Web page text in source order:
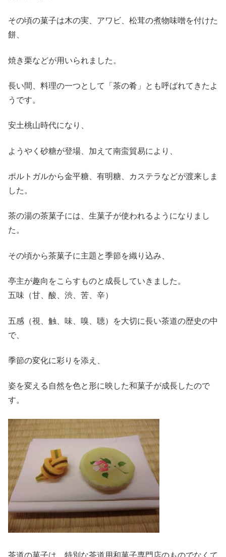
その頃の菓子は木の実、アワビ、松茸の煮物味噌を付けた
餅、
焼き栗などが用いられました。
長い間、料理の一つとして「茶の肴」とも呼ばれてきたよ
うです。
安土桃山時代になり、
ようやく砂糖が登場、加えて南蛮貿易により、
ポルトガルから金平糖、有明糖、カステラなどが渡来しま
した。
茶の湯の茶菓子には、生菓子が使われるようになりまし
た。
その頃から茶菓子に主題と季節を織り込み、
亭主が趣向をこらすものと成長していきました。
五味（甘、酸、渋、苦、辛）
五感（視、触、味、嗅、聴）を大切に長い茶道の歴史の中
で、
季節の変化に彩りを添え、
姿を変える自然を色と形に映した和菓子が成長したので
す。